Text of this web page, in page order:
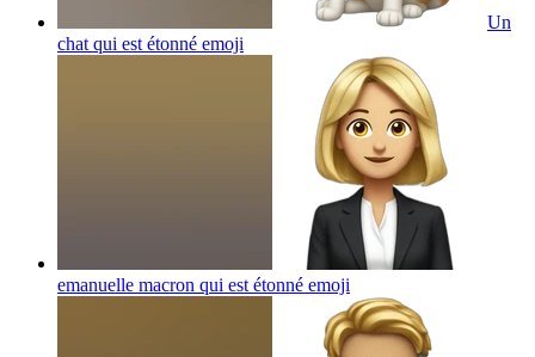
Un
chat qui est étonné emoji
emanuelle macron qui est étonné emoji